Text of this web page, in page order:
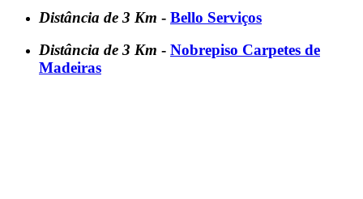
Distância de 3 Km - Bello Serviços
Distância de 3 Km - Nobrepiso Carpetes de
Madeiras